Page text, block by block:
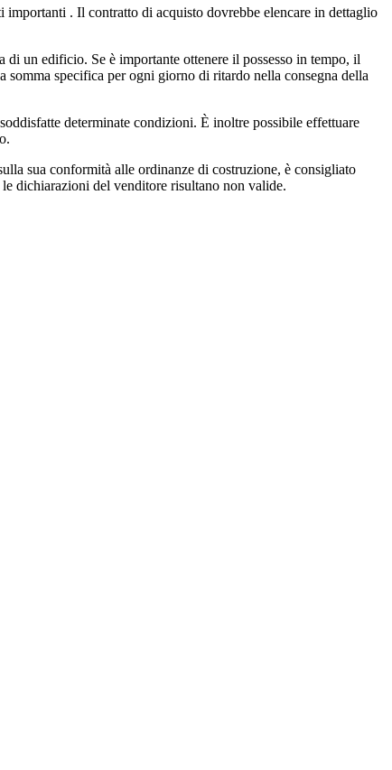
. Il contratto di acquisto dovrebbe elencare in dettaglio
un edificio. Se è importante ottenere il possesso in tempo, il
specifica per ogni giorno di ritardo nella consegna della
determinate condizioni. È inoltre possibile effettuare
sua conformità alle ordinanze di costruzione, è consigliato
dichiarazioni del venditore risultano non valide.